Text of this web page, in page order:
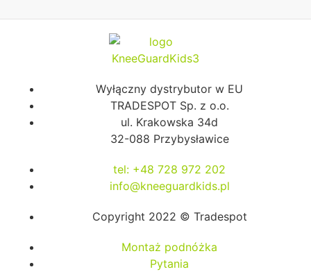
Wyłączny dystrybutor w EU
TRADESPOT Sp. z o.o.
ul. Krakowska 34d
32-088 Przybysławice
tel: +48 728 972 202
info@kneeguardkids.pl
Copyright 2022 © Tradespot
Montaż podnóżka
Pytania